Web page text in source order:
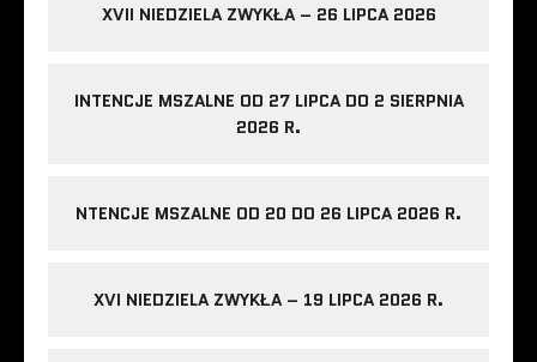
XVII NIEDZIELA ZWYKŁA – 26 LIPCA 2026
INTENCJE MSZALNE OD 27 LIPCA DO 2 SIERPNIA
2026 R.
NTENCJE MSZALNE OD 20 DO 26 LIPCA 2026 R.
XVI NIEDZIELA ZWYKŁA – 19 LIPCA 2026 R.